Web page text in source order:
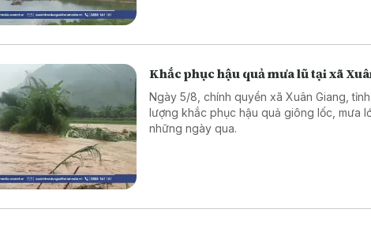
Khắc phục hậu quả mưa lũ tại xã
Ngày 5/8, chính quyền xã Xuân Giang,
lượng khắc phục hậu quả giông lốc, mưa
những ngày qua.